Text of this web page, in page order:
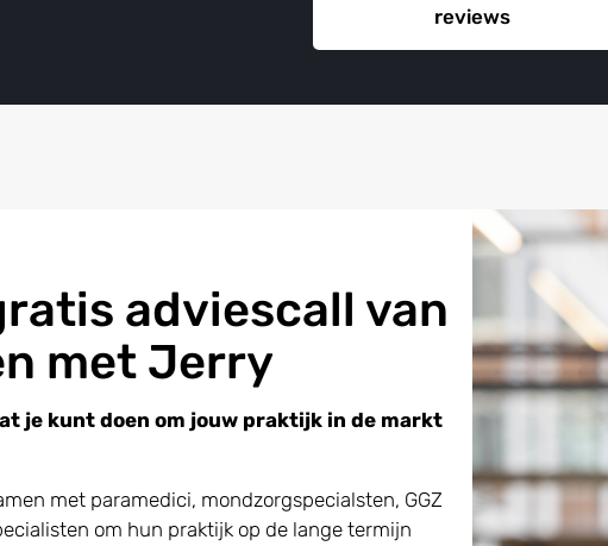
reviews
adviescall van
met Jerry
je kunt doen om jouw praktijk in de markt
met paramedici, mondzorgspecialsten, GGZ
om hun praktijk op de lange termijn